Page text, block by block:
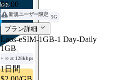
$0.00
新規ユーザー限定 5G
プラン詳細
Laos-eSIM-1GB-1 Day-Daily
1GB
+ ∞ at 128kbps
1日間